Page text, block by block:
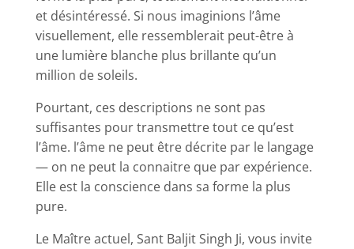
et désintéressé. Si nous imaginions l’âme
visuellement, elle ressemblerait peut-être à
une lumière blanche plus brillante qu’un
million de soleils.
Pourtant, ces descriptions ne sont pas
suffisantes pour transmettre tout ce qu’est
l’âme. l’âme ne peut être décrite par le langage
— on ne peut la connaitre que par expérience.
Elle est la conscience dans sa forme la plus
pure.
Le Maître actuel, Sant Baljit Singh Ji, vous invite